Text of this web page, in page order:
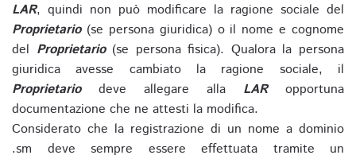
LAR, quindi non può modificare la ragione sociale del
Proprietario(se persona giuridica) o il nome e cognome
del Proprietario(se persona fisica). Qualora la persona
giuridica avesse cambiato la ragione sociale, il
Proprietariodeve allegare alla LARopportuna
documentazione che ne attesti la modifica.
Considerato che la registrazione di un nome a dominio
.sm deve sempre essere effettuata tramite un